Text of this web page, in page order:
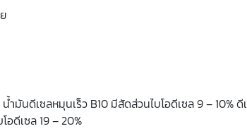
นดีเซลหมุนเร็ว B10 มีสัดส่วนไบโอดีเซล 9 – 10% ดี
อดีเซล 19 – 20%